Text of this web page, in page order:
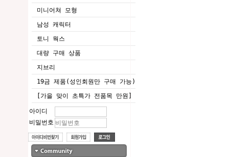
미니어쳐 모형
남성 캐릭터
토니 웍스
대량 구매 상품
지브리
19금 제품(성인회원만 구매 가능)
[가을 맞이 초특가 전품목 만원]
아이디
비밀번호